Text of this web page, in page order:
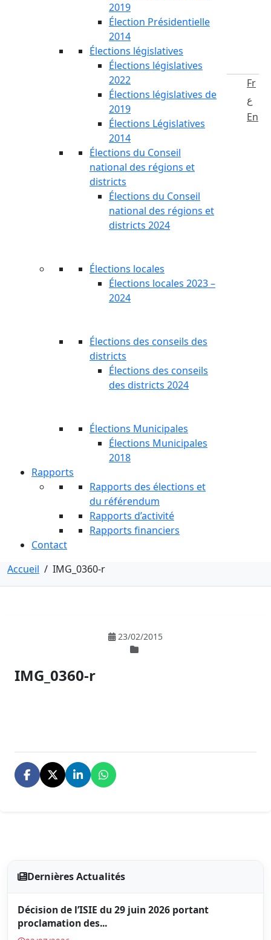
2019
Élection Présidentielle
2014
Élections législatives
Élections législatives
2022
Élections législatives de
2019
Élections Législatives
2014
Élections du Conseil
national des régions et
districts
Élections du Conseil
national des régions et
districts 2024
Élections locales
Élections locales 2023 –
2024
Élections des conseils des
districts
Élections des conseils
des districts 2024
Élections Municipales
Élections Municipales
2018
Rapports
Rapports des élections et
du référendum
Rapports d’activité
Rapports financiers
Contact
Fr
ع
En
Accueil / IMG_0360-r
23/02/2015
IMG_0360-r
Dernières Actualités
Décision de l’ISIE du 29 juin 2026 portant
proclamation des...